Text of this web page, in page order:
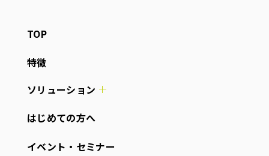
TOP
特徴
ソリューション
はじめての方へ
イベント・セミナー